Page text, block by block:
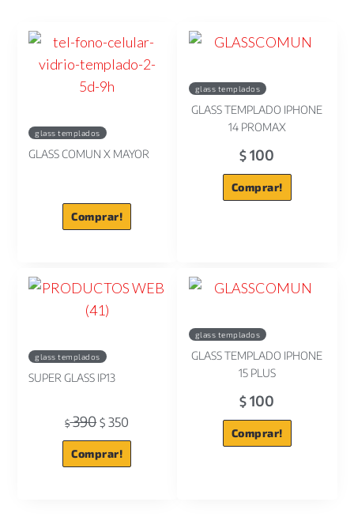
glass templados
GLASS COMUN X MAYOR
Comprar!
glass templados
GLASS TEMPLADO IPHONE
14 PROMAX
$ 100
Comprar!
glass templados
SUPER GLASS IP13
$390 $ 350
Comprar!
glass templados
GLASS TEMPLADO IPHONE
15 PLUS
$ 100
Comprar!